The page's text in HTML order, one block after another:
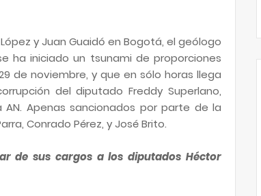
y Juan Guaidó en Bogotá, el geólogo
ha iniciado un tsunami de proporciones
de noviembre, y que en sólo horas llega
del diputado Freddy Superlano,
Apenas sancionados por parte de la
Conrado Pérez, y José Brito.
de sus cargos a los diputados Héctor